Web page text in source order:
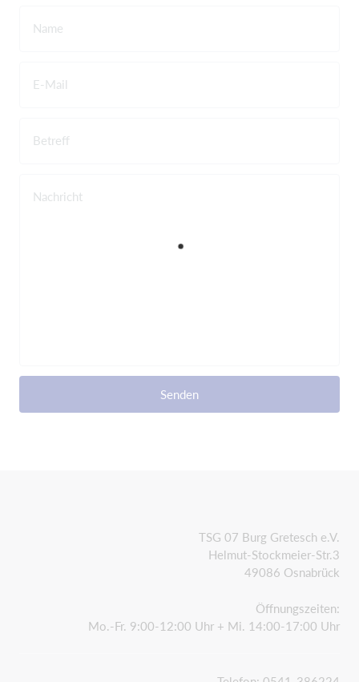
Name
E-Mail
Betreff
Nachricht
Senden
TSG 07 Burg Gretesch e.V.
Helmut-Stockmeier-Str.3
49086 Osnabrück
Öffnungszeiten:
Mo.-Fr. 9:00-12:00 Uhr + Mi. 14:00-17:00 Uhr